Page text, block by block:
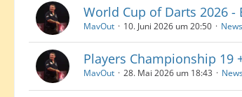
World Cup of Darts 2026 -
MavOut 10. Juni 2026 um 20:50
Players Championship 19
MavOut 28. Mai 2026 um 18:43